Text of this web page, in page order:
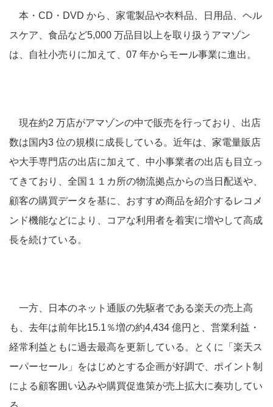
本・CD・DVD から、家電製品や衣料品、日用品、ヘル
スケア、食品など5,000 万品目以上を取り扱うアマゾン
は、自社小売りに加えて、07 年からモール事業に進出。
現在約2 万店がアマゾンの中で販売を行っており、出店
数は国内3 位の規模に成長している。近年は、家電量販店
や大手専門店の出店に加えて、中小事業者の出店も目立っ
てきており、全国１１カ所の物流拠点からの当日配送や、
顧客の購買データを基に、おすすめ商品を紹介するレコメ
ンド機能などにより、コアな利用者を着実に増やして高成
長を続けている。
一方、日本のネット通販の先駆者である楽天の売上高
も、去年は前年比15.1％増の約4,434 億円と、営業利益・
経常利益ともに過去最高を更新している。とくに「楽天ス
ーパーセール」をはじめとする企画が好調で、ポイント制
による顧客囲い込みや購買促進策が売上拡大に奏功してい